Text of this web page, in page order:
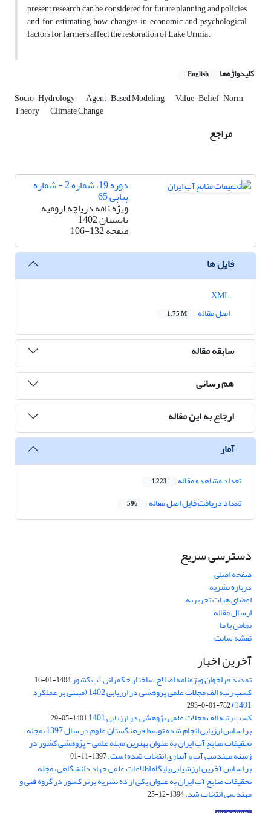
present research can be considered for future planning and policies
and for estimating how changes in economic and psychological
factors for farmers affect the restoration of Lake Urmia.
کلیدواژه‌ها English
Socio-Hydrology Agent-Based Modeling Value-Belief-Norm
Theory Climate Change
مراجع
دوره 19، شماره 2 - شماره
پیاپی 65
ویژه نامه دریاچه ارومیه
تابستان 1402
صفحه106-132
فایل ها
اصل مقاله
1.75 M
سابقه مقاله
هم رسانی
ارجاع به این مقاله
آمار
تعداد مشاهده مقاله 1,223
تعداد دریافت فایل اصل مقاله 596
دسترسی سریع
صفحه اصلی
درباره نشریه
اعضای هیات تحریریه
ارسال مقاله
تماس با ما
نقشه سایت
آخرین اخبار
تمدید فراخوان ویژه‌نامه اصلاح ساختار حکمرانی آب کشور1404-01-16
کسب رتبه الف مجلات علمی پژوهشی در ارزیابی 1402 (مبتنی بر عملکرد
1401)
782-01-0-293
کسب رتبه الف مجلات علمی پژوهشی در ارزیابی 1401 1401-05-29
بر اساس ارزیابی انجام شده توسط فرهنگستان علوم در سال 1397، مجله
تحقیقات منابع آب ایران به عنوان بهترین مجله علمی - پژوهشی کشور در
زمینه مهندسی آب و آبیاری انتخاب شده است.1397-11-01
بر اساس آخرین ارزشیابی پایگاه اطلاعات علمی جهاد دانشگاهی، مجله
تحقیقات منابع آب ایران به عنوان یکی از ده نشریه برتر کشور در گروه فنی و
مهندسی انتخاب شد.1394-12-25